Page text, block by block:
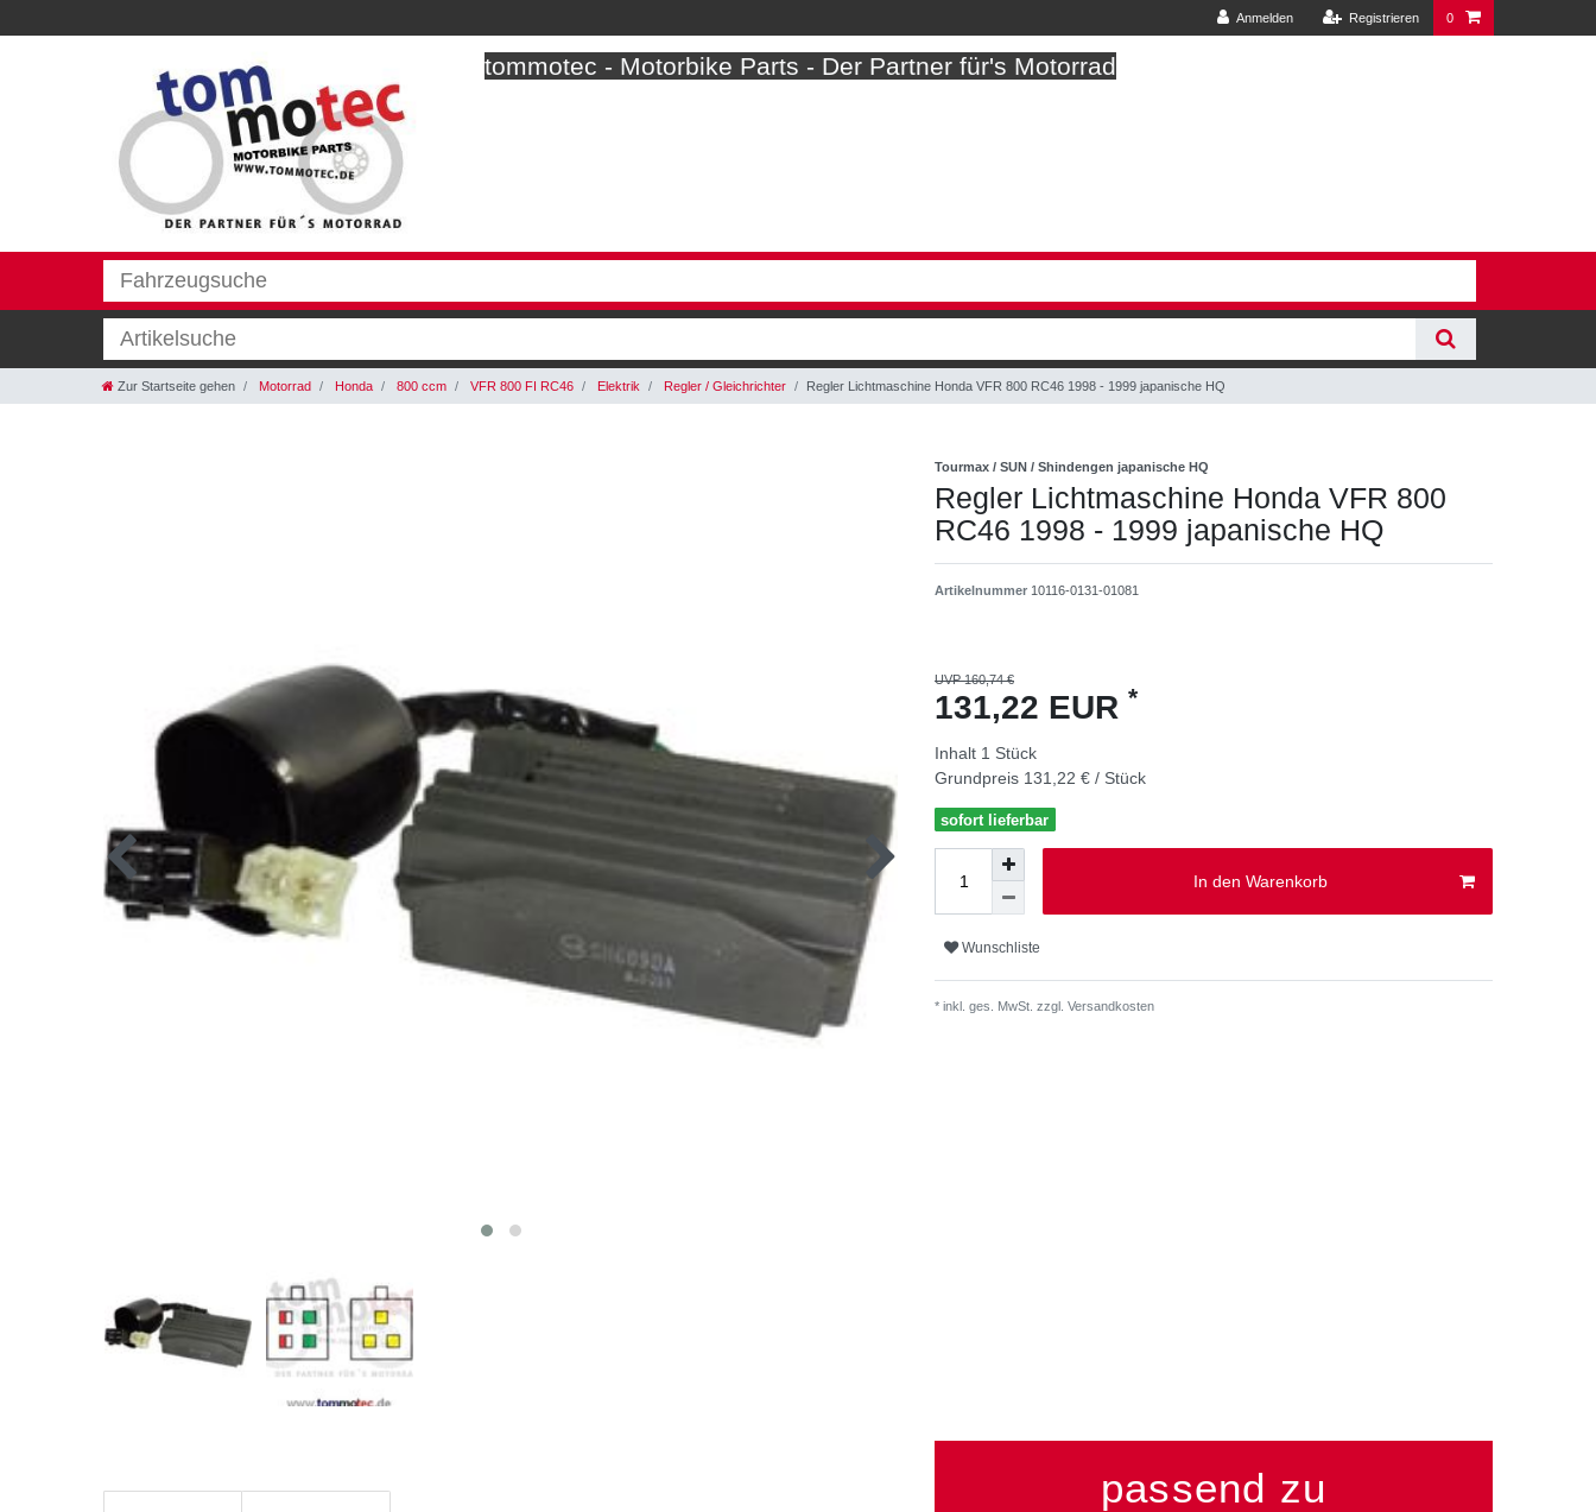
Anmelden Registrieren 0
tommotec - Motorbike Parts - Der Partner für's Motorrad
Zur Startseite gehen Motorrad Honda 800 ccm VFR 800 FI RC46 Elektrik Regler / Gleichrichter Regler Lichtmaschine Honda VFR 800 RC46 1998 - 1999 japanische HQ
Tourmax / SUN / Shindengen japanische HQ
Regler Lichtmaschine Honda VFR 800
RC46 1998 - 1999 japanische HQ
Artikelnummer 10116-0131-01081
UVP 160,74 €
131,22 EUR *
Inhalt 1 Stück
Grundpreis 131,22 € / Stück
sofort lieferbar
In den Warenkorb
Wunschliste
* inkl. ges. MwSt. zzgl. Versandkosten
passend zu